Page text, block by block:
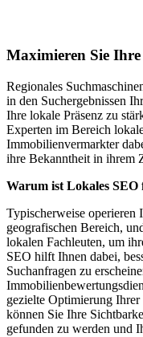
Maximieren Sie
Regionales
in den Suchergebnissen
Ihre lokale Präsenz zu
Experten im Bereich
Immobilienvermarkter
ihre Bekanntheit in ihrem
Warum ist Lokales
Typischerweise operieren
geografischen Bereich,
lokalen Fachleuten, um
SEO hilft Ihnen dabei,
Suchanfragen zu
gezielte Optimierung Ihrer
können Sie Ihre
gefunden zu werden und